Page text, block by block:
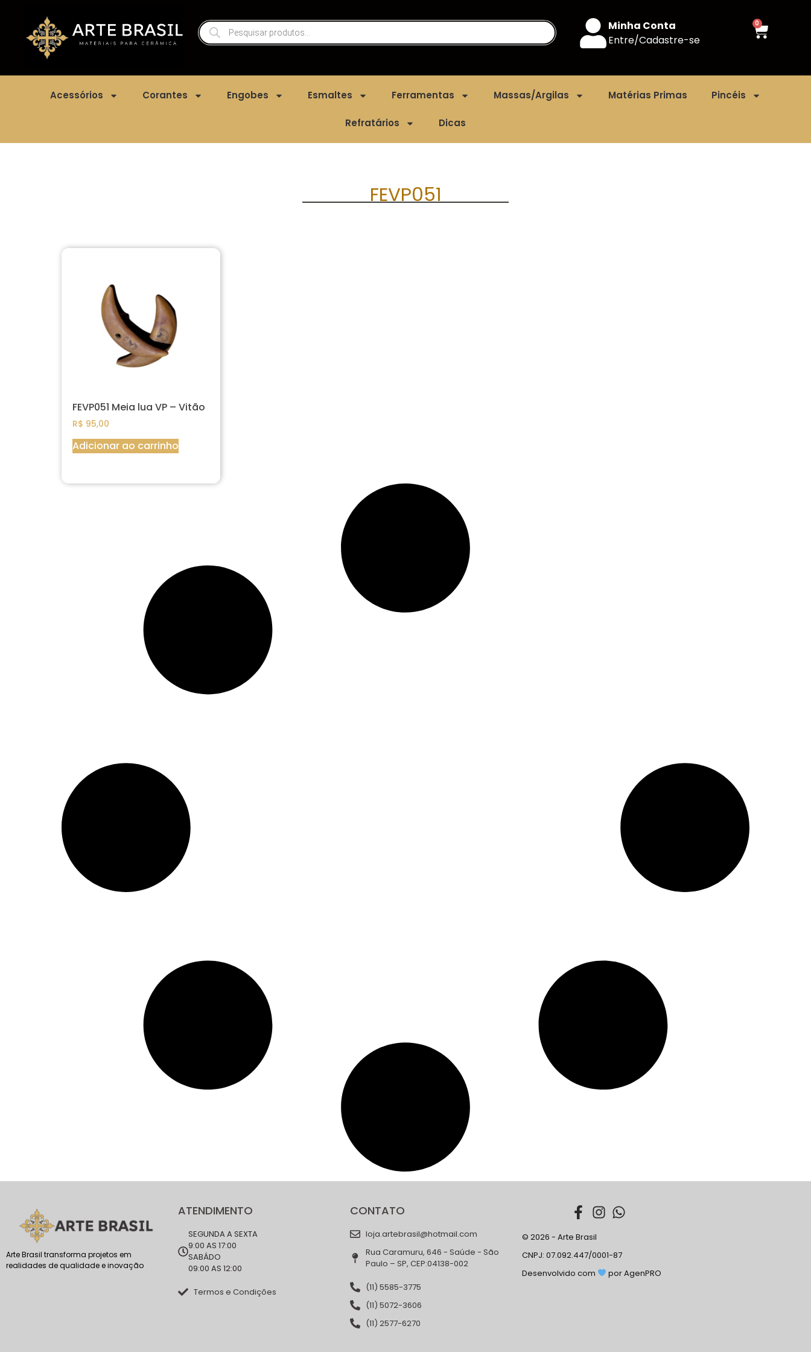
Minha Conta
Entre/Cadastre-se
0
Acessórios Corantes Engobes Esmaltes Ferramentas Massas/Argilas Matérias Primas Pincéis
Refratários Dicas
FEVP051
FEVP051 Meia lua VP – Vitão
R$ 95,00
Adicionar ao carrinho
Arte Brasil transforma projetos em
realidades de qualidade e inovação
ATENDIMENTO
SEGUNDA A SEXTA
9:00 AS 17:00
SABÁDO
09:00 AS 12:00
Termos e Condições
CONTATO
loja.artebrasil@hotmail.com
Rua Caramuru, 646 - Saúde - São
Paulo – SP, CEP:04138-002
(11) 5585-3775
(11) 5072-3606
(11) 2577-6270
© 2026 - Arte Brasil
CNPJ: 07.092.447/0001-87
Desenvolvido com
por AgenPRO